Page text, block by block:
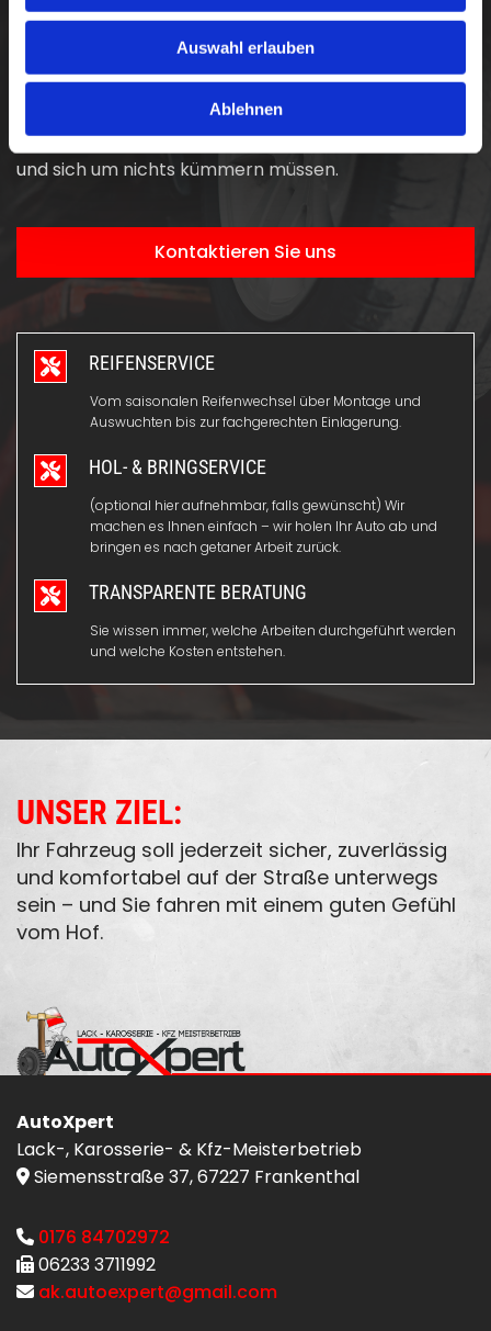
Auswahl erlauben
Ablehnen
Bequem. Schnell. Kundenorientiert.
UNSER SERVICE FÜR SIE
Neben unserer Werkstattarbeit bieten wir Ihnen
einen umfassenden Service, damit Sie mobil bleiben
und sich um nichts kümmern müssen.
Kontaktieren Sie uns
REIFENSERVICE
Vom saisonalen Reifenwechsel über Montage und
Auswuchten bis zur fachgerechten Einlagerung.
HOL- & BRINGSERVICE
(optional hier aufnehmbar, falls gewünscht) Wir
machen es Ihnen einfach – wir holen Ihr Auto ab und
bringen es nach getaner Arbeit zurück.
TRANSPARENTE BERATUNG
Sie wissen immer, welche Arbeiten durchgeführt werden
und welche Kosten entstehen.
UNSER ZIEL:
Ihr Fahrzeug soll jederzeit sicher, zuverlässig
und komfortabel auf der Straße unterwegs
sein – und Sie fahren mit einem guten Gefühl
vom Hof.
AutoXpert
Lack-, Karosserie- & Kfz-Meisterbetrieb
 Siemensstraße 37, 67227 Frankenthal
 0176 84702972
 06233 3711992
 ak.autoexpert@gmail.com